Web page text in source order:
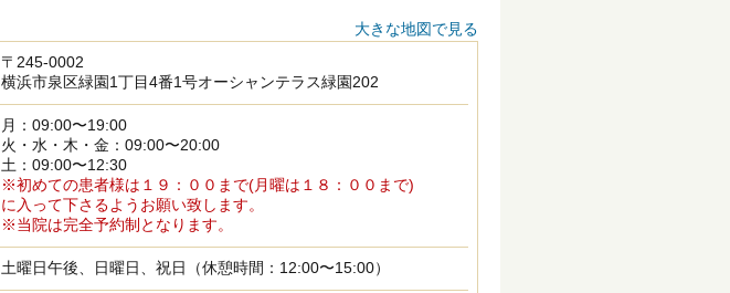
大きな地図で見る
〒245-0002
横浜市泉区緑園1丁目4番1号オーシャンテラス緑園202
月：09:00〜19:00
火・水・木・金：09:00〜20:00
土：09:00〜12:30
※初めての患者様は１９：００まで(月曜は１８：００まで)
に入って下さるようお願い致します。
※当院は完全予約制となります。
土曜日午後、日曜日、祝日（休憩時間：12:00〜15:00）